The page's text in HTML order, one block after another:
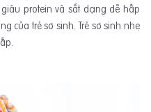
protein và sắt dạng dễ hấp
của trẻ sơ sinh. Trẻ sơ sinh nhẹ